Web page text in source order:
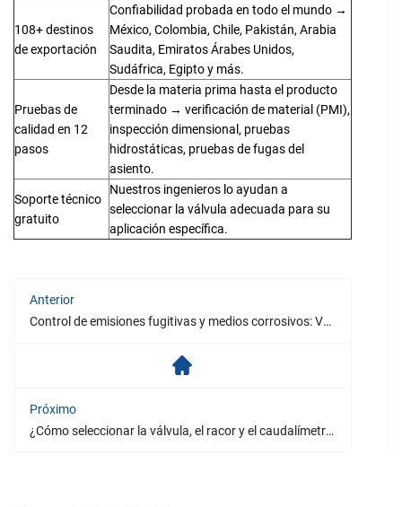
108+ destinos
de exportación
Confiabilidad probada en todo el mundo →
México, Colombia, Chile, Pakistán, Arabia
Saudita, Emiratos Árabes Unidos,
Sudáfrica, Egipto y más.
Pruebas de
calidad en 12
pasos
Desde la materia prima hasta el producto
terminado → verificación de material (PMI),
inspección dimensional, pruebas
hidrostáticas, pruebas de fugas del
asiento.
Soporte técnico
gratuito
Nuestros ingenieros lo ayudan a
seleccionar la válvula adecuada para su
aplicación específica.
Anterior
Control de emisiones fugitivas y medios corrosivos: Válvulas de diafragma
Próximo
¿Cómo seleccionar la válvula, el racor y el caudalímetro adecuados para su planta química?